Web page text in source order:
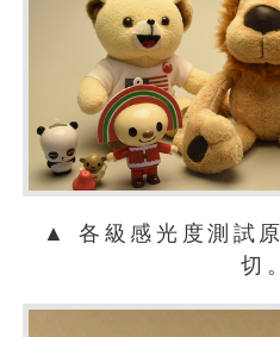
▲ 各級感光度測試
切。